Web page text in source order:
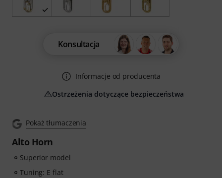
Pokaż tłumaczenia
Alto Horn
Superior model
Tuning: E flat
Konsultacja
Informacje od producenta
Ostrzeżenia dotyczące bezpieczeństwa